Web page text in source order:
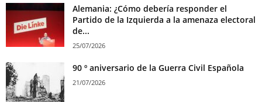
Alemania: ¿Cómo debería responder el
Partido de la Izquierda a la amenaza electoral
de...
25/07/2026
90 º aniversario de la Guerra Civil Española
21/07/2026